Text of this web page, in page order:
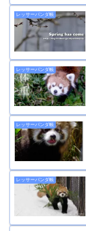
レッサーパンダ帳
レッサーパンダ帳
レッサーパンダ帳
レッサーパンダ帳